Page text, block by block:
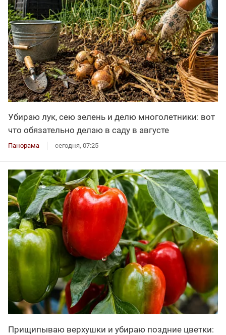
Убираю лук, сею зелень и делю многолетники: вот
что обязательно делаю в саду в августе
Панорама сегодня, 07:25
Прищипываю верхушки и убираю поздние цветки: